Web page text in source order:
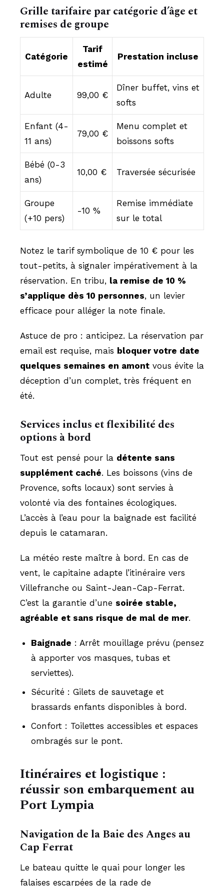
Grille tarifaire par catégorie d’âge et
remises de groupe
Catégorie
Tarif
estimé
Prestation incluse
Adulte 99,00 €
Dîner buffet, vins et
softs
Enfant (4-
11 ans)
79,00 €
Menu complet et
boissons softs
Bébé (0-3
ans)
10,00 € Traversée sécurisée
Groupe
(+10 pers)
-10 %
Remise immédiate
sur le total
Notez le tarif symbolique de 10 € pour les
tout-petits, à signaler impérativement à la
réservation. En tribu, la remise de 10 %
s’applique dès 10 personnes, un levier
efficace pour alléger la note finale.
Astuce de pro : anticipez. La réservation par
email est requise, mais bloquer votre date
quelques semaines en amont vous évite la
déception d’un complet, très fréquent en
été.
Services inclus et flexibilité des
options à bord
Tout est pensé pour la détente sans
supplément caché. Les boissons (vins de
Provence, softs locaux) sont servies à
volonté via des fontaines écologiques.
L’accès à l’eau pour la baignade est facilité
depuis le catamaran.
La météo reste maître à bord. En cas de
vent, le capitaine adapte l’itinéraire vers
Villefranche ou Saint-Jean-Cap-Ferrat.
C’est la garantie d’une soirée stable,
agréable et sans risque de mal de mer.
Baignade : Arrêt mouillage prévu (pensez
à apporter vos masques, tubas et
serviettes).
Sécurité : Gilets de sauvetage et
brassards enfants disponibles à bord.
Confort : Toilettes accessibles et espaces
ombragés sur le pont.
Itinéraires et logistique :
réussir son embarquement au
Port Lympia
Navigation de la Baie des Anges au
Cap Ferrat
Le bateau quitte le quai pour longer les
falaises escarpées de la rade de